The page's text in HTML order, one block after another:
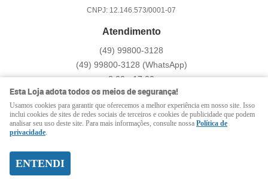
CNPJ: 12.146.573/0001-07
Atendimento
(49) 99800-3128
(49) 99800-3128 (WhatsApp)
8:00 - 17:00
pfix@pfix.com.br
LOJA VIRTUAL CRIADA POR
Esta Loja adota todos os meios de segurança!
Usamos cookies para garantir que oferecemos a melhor experiência em nosso site. Isso
inclui cookies de sites de redes sociais de terceiros e cookies de publicidade que podem
analisar seu uso deste site. Para mais informações, consulte nossa Política de
privacidade.
ENTENDI